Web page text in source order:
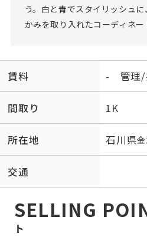
う。白と青でスタイリッシュ
かみを取り入れたコーディネー
賃料 - 管理/
間取り 1K
所在地 石川県
交通
SELLING
ト